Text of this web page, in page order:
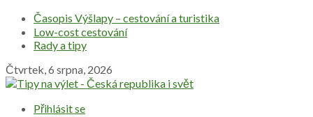
Časopis Výšlapy – cestování a turistika
Low-cost cestování
Rady a tipy
Čtvrtek, 6 srpna, 2026
Přihlásit se